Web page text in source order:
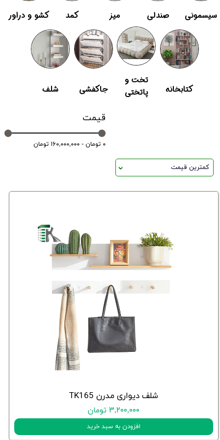
سیسمونی صندلی میز کمد کشو و دراور
کتابخانه
تخت و
پاتختی
جاکفشی شلف
کمترین قیمت
شلف دیواری مدرن TK165
۳,۲۰۰,۰۰۰ تومان
افزودن به سبد خرید
قیمت
۰ تومان - ۱۶۰,۰۰۰,۰۰۰ تومان